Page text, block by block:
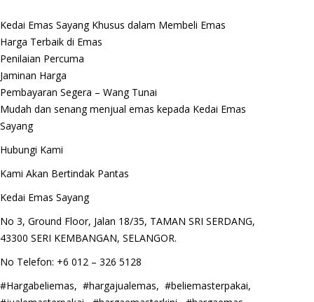
Kedai Emas Sayang Khusus dalam Membeli Emas
Harga Terbaik di Emas
Penilaian Percuma
Jaminan Harga
Pembayaran Segera – Wang Tunai
Mudah dan senang menjual emas kepada Kedai Emas
Sayang
Hubungi Kami
Kami Akan Bertindak Pantas
Kedai Emas Sayang
No 3, Ground Floor, Jalan 18/35, TAMAN SRI SERDANG,
43300 SERI KEMBANGAN, SELANGOR.
No Telefon: +6 012 – 326 5128
#Hargabeliemas, #hargajualemas, #beliemasterpakai,